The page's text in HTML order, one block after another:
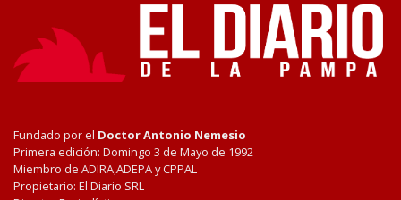
Fundado por el Doctor Antonio Nemesio
Primera edición: Domingo 3 de Mayo de 1992
Miembro de ADIRA,ADEPA y CPPAL
Propietario: El Diario SRL